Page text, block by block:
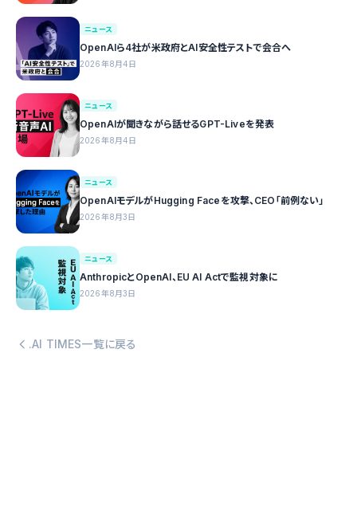
ニュース
OpenAIら4社が米政府とAI安全性テストで会合へ
2026年8月4日
ニュース
OpenAIが聞きながら話せるGPT-Liveを発表
2026年8月4日
ニュース
OpenAIモデルがHugging Faceを攻撃、CEO「前例ない」
2026年8月3日
ニュース
AnthropicとOpenAI、EU AI Actで監視対象に
2026年8月3日
.AI TIMES一覧に戻る